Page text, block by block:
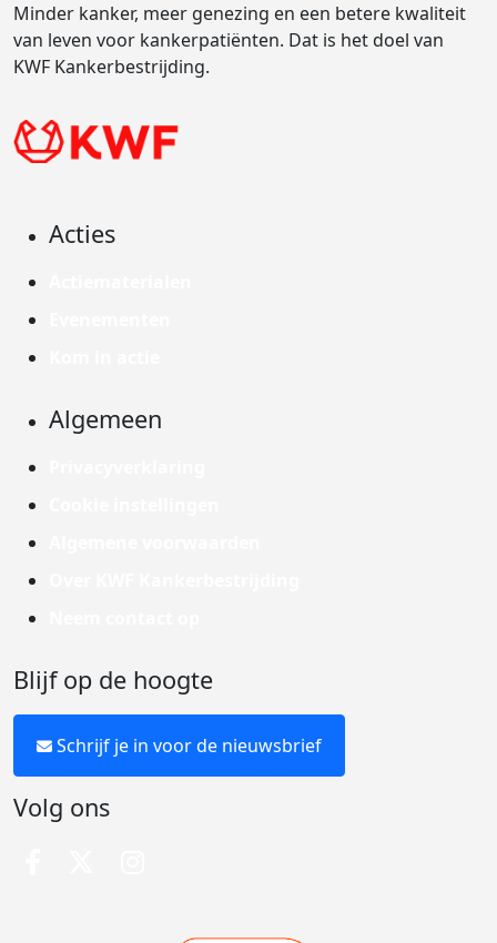
Minder kanker, meer genezing en een betere kwaliteit
van leven voor kankerpatiënten. Dat is het doel van
KWF Kankerbestrijding.
Acties
Algemeen
Blijf op de hoogte
Schrijf je in voor de nieuwsbrief
Volg ons